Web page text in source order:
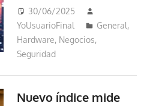
30/06/2025
YoUsuarioFinal
General,
Hardware, Negocios,
Seguridad
Nuevo índice mide